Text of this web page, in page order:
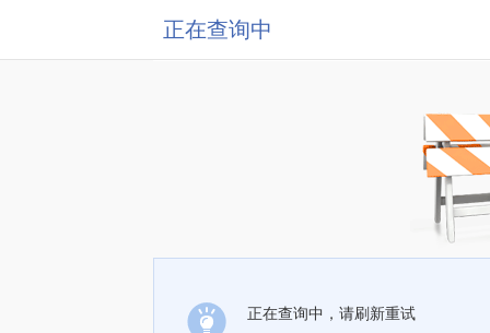
正在查询中
正在查询中，请刷新重试